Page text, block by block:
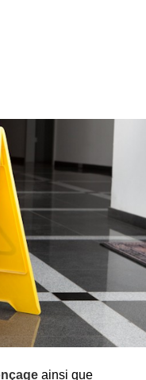
ainsi que